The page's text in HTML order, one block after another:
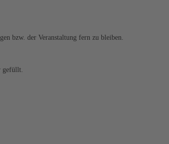
bzw. der Veranstaltung fern zu bleiben.
gefüllt.